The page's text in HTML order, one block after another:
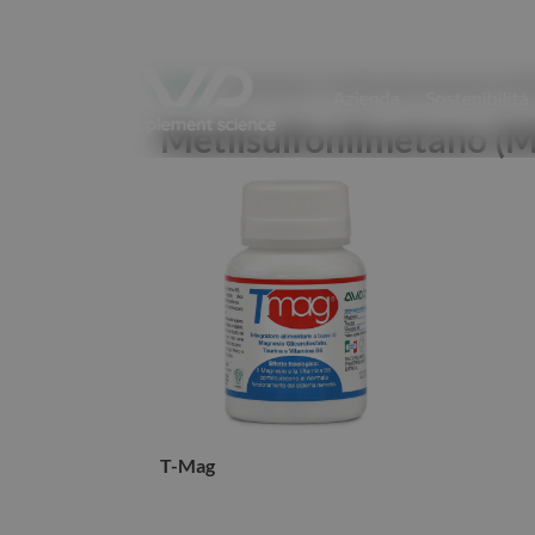
Metilsulfonilmetano
T-Mag